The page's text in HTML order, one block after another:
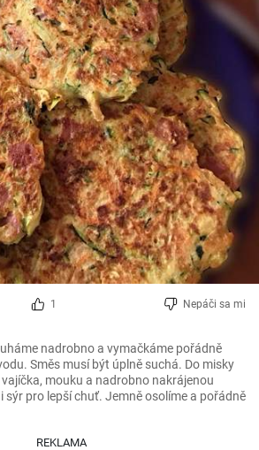
1 Nepáči sa mi
nadrobno a vymačkáme pořádně
Směs musí být úplně suchá. Do misky
mouku a nadrobno nakrájenou
sýr pro lepší chuť. Jemně osolíme a pořádně
REKLAMA